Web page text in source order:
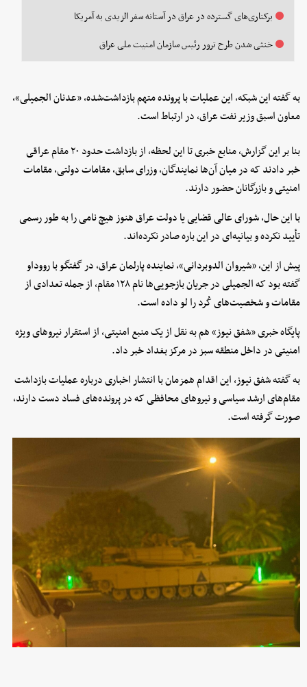
برکناری‌های گسترده در عراق در آستانه سفر الزیدی به آمریکا
خنثی شدن طرح ترور رئیس سازمان امنیت ملی عراق
به گفته این شبکه، این عملیات با پرونده متهم بازداشت‌شده، «عدنان الجمیلی»،
معاون اسبق وزیر نفت عراق، در ارتباط است.
بنا بر این گزارش، منابع خبری تا این لحظه، از بازداشت حدود ۲۰ مقام عراقی
خبر دادند که در میان آن‌ها نمایندگان، وزرای سابق، مقامات دولتی، مقامات
امنیتی و بازرگانان حضور دارند.
با این حال، شورای عالی قضایی یا دولت عراق هنوز هیچ نامی را به طور رسمی
تأیید نکرده و بیانیه‌ای در این باره صادر نکرده‌اند.
پیش از این، «شیروان الدوبردانی»، نماینده پارلمان عراق، در گفتگو با رووداو
گفته بود که الجمیلی در جریان بازجویی‌ها نام ۱۲۸ مقام، از جمله تعدادی از
مقامات و شخصیت‌های کُرد را لو داده است.
پایگاه خبری «شفق نیوز»‌ هم به نقل از یک منبع امنیتی، از استقرار نیروهای ویژه
امنیتی در داخل منطقه سبز در مرکز بغداد خبر داد.
به گفته شفق نیوز، این اقدام همزمان با انتشار اخباری درباره عملیات بازداشت
مقام‌های ارشد سیاسی و نیروهای محافظی که در پرونده‌های فساد دست دارند،
صورت گرفته است.